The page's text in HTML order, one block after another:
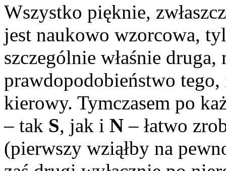
Wszystko pięknie,
jest naukowo wzorcowa,
szczególnie właśnie
prawdopodobieństwo
kierowy. Tymczasem po
– tak S, jak i N – łatwo
(pierwszy wziąłby na